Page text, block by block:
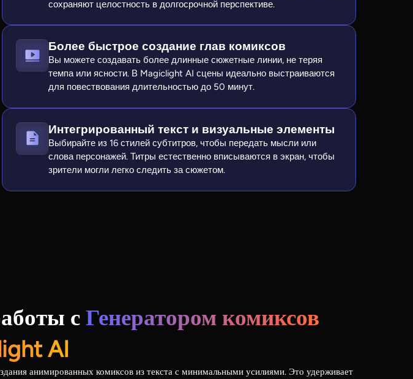
сохраняют целостность в долгосрочной перспективе.
Более быстрое создание глав комиксов
Вы можете создавать более длинные сюжетные линии, не теряя
темпа или ясности. В Magiclight AI сцены идеально выстраиваются
для повествования длительностью до 50 минут.
Интегрированный текст и визуальные элементы
Выбирайте из 16 стилей субтитров, чтобы передать мысли или
слова персонажей. Титры естественно вписываются в экран, чтобы
зрители могли легко следить за сюжетом.
с Генератором комиксов
AI
анимированных комиксов из текста с минимальными усилиями. Это удерживает